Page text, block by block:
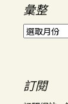
彙整
彙
整
訂閱